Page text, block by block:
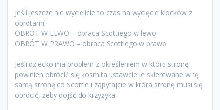
Jeśli jeszcze nie wycielicie to czas na wycięcie klocków z
obrotami:
OBRÓT W LEWO – obraca Scottiego w lewo
OBRÓT W PRAWO – obraca Scottiego w prawo
Jeśli dziecko ma problem z określeniem w którą stronę
powinien obrócić się kosmita ustawcie je skierowane w tę
samą stronę co Scottie i zapytajcie w która stronę musi się
obrócić, żeby dojść do krzyżyka.